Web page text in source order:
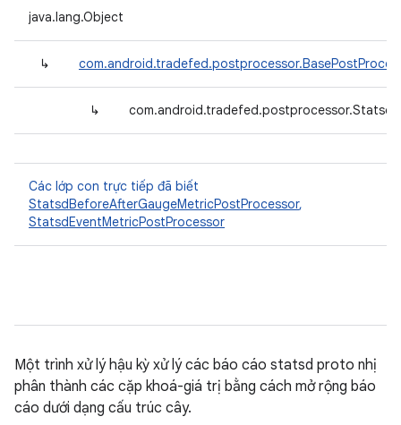
java.lang.Object
↳
↳
Các lớp con trực tiếp đã biết
StatsdBeforeAfterGaugeMetricPostProcessor,
StatsdEventMetricPostProcessor
Một trình xử lý hậu kỳ xử lý các báo cáo statsd proto nhị
phân thành các cặp khoá-giá trị bằng cách mở rộng báo
cáo dưới dạng cấu trúc cây.